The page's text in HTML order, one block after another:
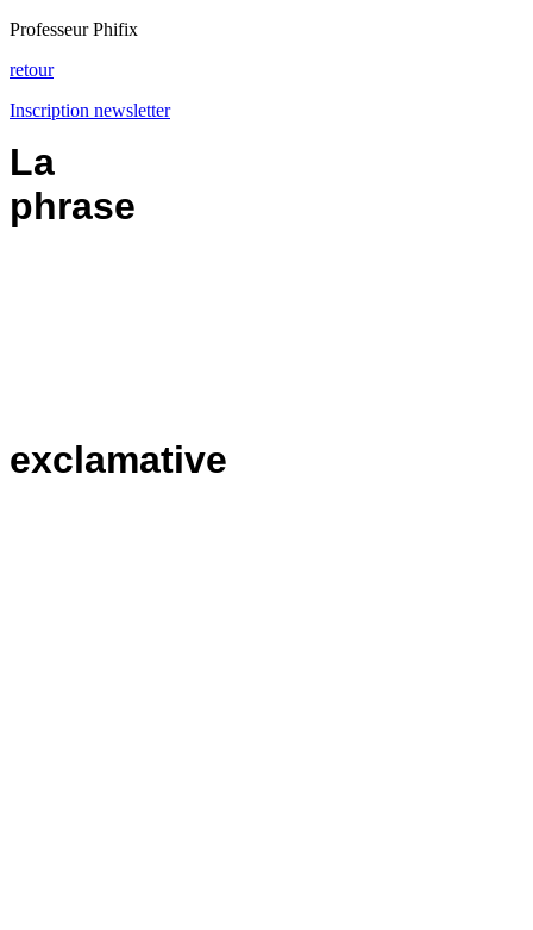
Professeur Phifix
retour
Inscription newsletter
La
phrase
exclamative